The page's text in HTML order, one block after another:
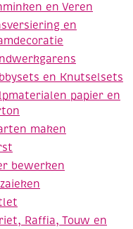
en Veren
en
en Knutselsets
papier en
maken
bewerken
Raffia, Touw en